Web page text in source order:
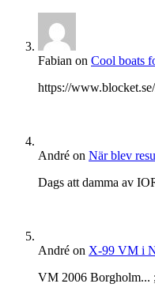
Fabian on Cool boats
https://
André on När blev
Dags att damma av
André on X-99 VM i
VM 2006 Borgholm...